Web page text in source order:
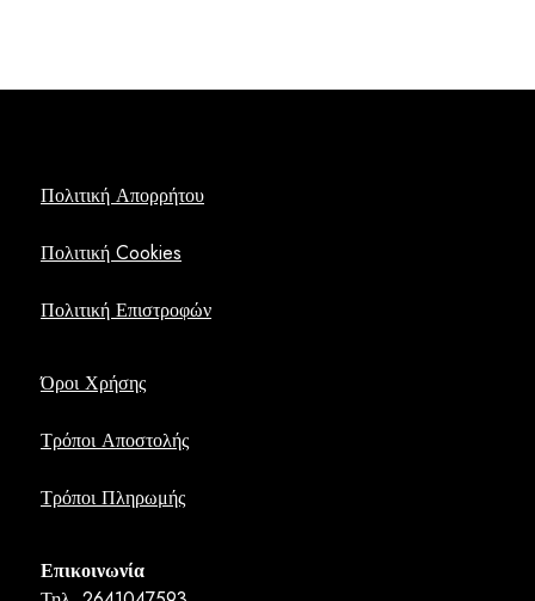
Πολιτική Απορρήτου
Πολιτική Cookies
Πολιτική Επιστροφών
Όροι Χρήσης
Τρόποι Αποστολής
Τρόποι Πληρωμής
Επικοινωνία